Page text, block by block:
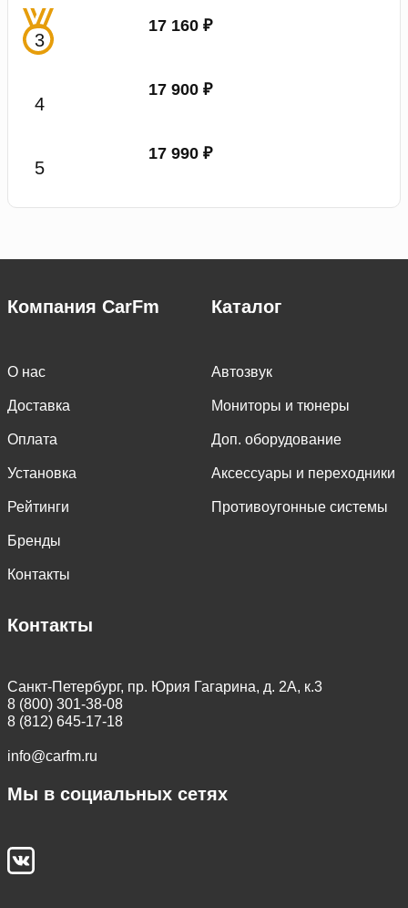
17 160 ₽
17 900 ₽
17 990 ₽
Компания CarFm
О нас
Доставка
Оплата
Установка
Рейтинги
Бренды
Контакты
Каталог
Автозвук
Мониторы и тюнеры
Доп. оборудование
Аксессуары и переходники
Противоугонные системы
Контакты
Санкт-Петербург, пр. Юрия Гагарина, д. 2А, к.3
8 (800) 301-38-08
8 (812) 645-17-18
info@carfm.ru
Мы в социальных сетях